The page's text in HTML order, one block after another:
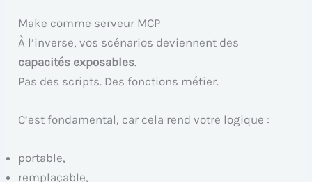
Make comme serveur MCP
À l’inverse, vos scénarios deviennent des
capacités exposables.
Pas des scripts. Des fonctions métier.
C’est fondamental, car cela rend votre logique :
portable,
remplaçable,